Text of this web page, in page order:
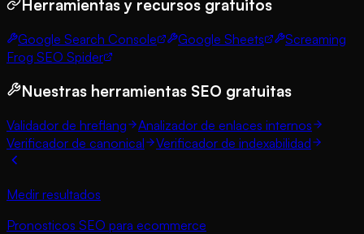
Herramientas y recursos gratuitos
Google Search Console Google Sheets
Screaming
Frog SEO Spider
Nuestras herramientas SEO gratuitas
Validador de hreflang
Analizador de enlaces internos
Verificador de canonical
Verificador de indexabilidad
Medir resultados
Pronosticos SEO para ecommerce